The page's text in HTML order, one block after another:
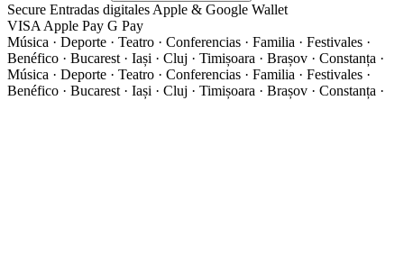
Secure Entradas digitales Apple & Google Wallet
VISA Apple Pay G Pay
Música · Deporte · Teatro · Conferencias · Familia · Festivales ·
Benéfico · Bucarest · Iași · Cluj · Timișoara · Brașov · Constanța ·
Música · Deporte · Teatro · Conferencias · Familia · Festivales ·
Benéfico · Bucarest · Iași · Cluj · Timișoara · Brașov · Constanța ·